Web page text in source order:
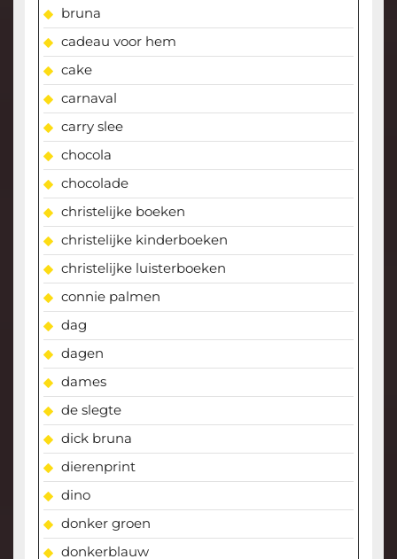
bruna
cadeau voor hem
cake
carnaval
carry slee
chocola
chocolade
christelijke boeken
christelijke kinderboeken
christelijke luisterboeken
connie palmen
dag
dagen
dames
de slegte
dick bruna
dierenprint
dino
donker groen
donkerblauw